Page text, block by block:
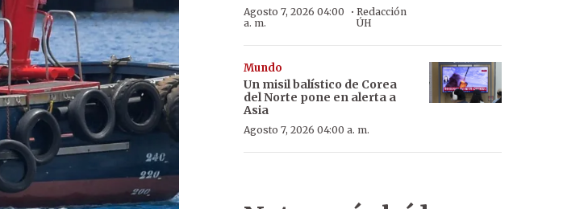
Agosto 7, 2026 04:00
a. m.
· Redacción
ÚH
Mundo
Un misil balístico de Corea
del Norte pone en alerta a
Asia
Agosto 7, 2026 04:00 a. m.